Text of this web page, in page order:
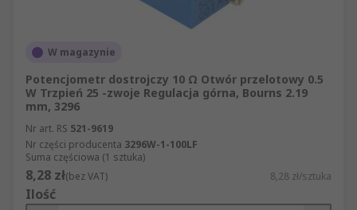
maksymalnej oporności oraz mocy znamionowej
powinien być zgodny z wymaganiami całego
obwodu, aby uniknąć przeciążenia elementu
Rezystory zmienne w ofercie RS
W RS znajdziesz rezystory zmienne do
zastosowań w elektronice, audio, automatyce
oraz urządzeniach pomiarowych. Filtry na stronie
ułatwiają wybór według typu produktu,
W magazynie
Potencjometr dostrojczy 10 Ω Otwór przelotowy 0.5
W Trzpień 25 -zwoje Regulacja górna, Bourns 2.19
mm, 3296
Nr art. RS 521-9619
Nr części producenta 3296W-1-100LF
Suma częściowa (1 sztuka)
8,28 zł(bez VAT) 8,28 zł/sztuka
Ilość